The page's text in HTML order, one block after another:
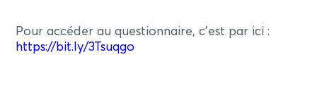
Pour accéder au questionnaire, c’est par ici :
https://bit.ly/3Tsuqgo